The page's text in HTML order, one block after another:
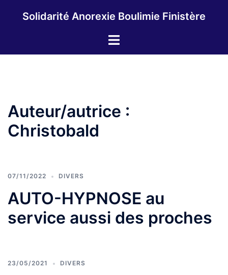
Solidarité Anorexie Boulimie Finistère
Ouvrir/fermer
Auteur/autrice :
Christobald
07/11/2022 DIVERS
AUTO-HYPNOSE au
service aussi des proches
23/05/2021 DIVERS